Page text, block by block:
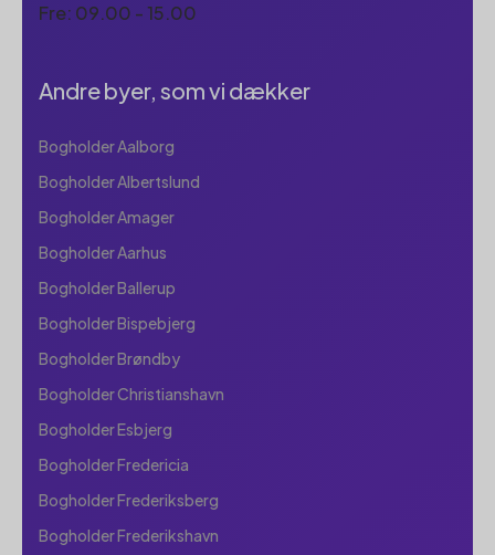
Fre: 09.00 - 15.00
Andre byer, som vi dækker
Bogholder Aalborg
Bogholder Albertslund
Bogholder Amager
Bogholder Aarhus
Bogholder Ballerup
Bogholder Bispebjerg
Bogholder Brøndby
Bogholder Christianshavn
Bogholder Esbjerg
Bogholder Fredericia
Bogholder Frederiksberg
Bogholder Frederikshavn